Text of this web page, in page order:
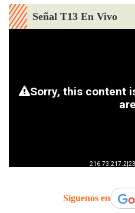
Señal T13 En Vivo
Síguenos en